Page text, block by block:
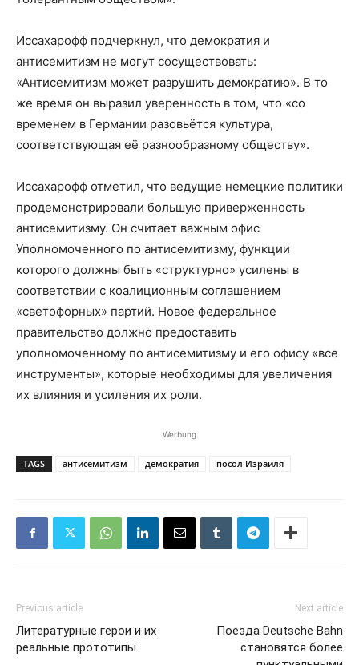
Иссахарофф подчеркнул, что демократия и
антисемитизм не могут сосуществовать:
«Антисемитизм может разрушить демократию». В то
же время он выразил уверенность в том, что «со
временем в Германии разовьётся культура,
соответствующая её разнообразному обществу».
Иссахарофф отметил, что ведущие немецкие политики
продемонстрировали большую приверженность
антисемитизму. Он считает важным офис
Уполномоченного по антисемитизму, функции
которого должны быть «структурно» усилены в
соответствии с коалиционным соглашением
«светофорных» партий. Новое федеральное
правительство должно предоставить
уполномоченному по антисемитизму и его офису «все
инструменты», которые необходимы для увеличения
их влияния и усиления их роли.
Werbung
TAGS антисемитизм демократия посол Израиля
Previous article
Литературные герои и их
реальные прототипы
Next article
Поезда Deutsche Bahn
становятся более